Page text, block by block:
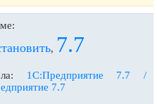
, 7.7
1С:Предприятие 7.7 /
7.7